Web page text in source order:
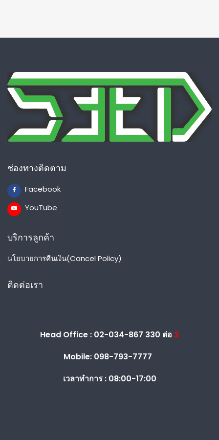
ช่องทางติดตาม
Facebook
YouTube
บริการลูกค้า
นโยบายการคืนเงิน(Cancel Policy)
ติดต่อเรา
Head Office : 02-034-867 330 ต่อ 2
Mobile: 098-793-7777
เวลาทำการ :08:00-17:00